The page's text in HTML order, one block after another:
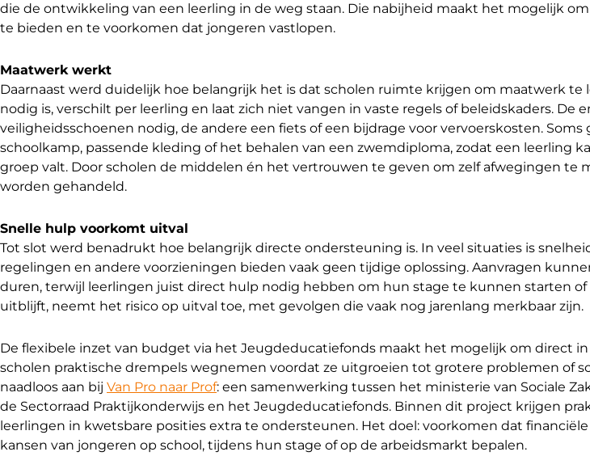
die de ontwikkeling van een leerling in de weg staan. Die nabijheid maakt het mogelijk
te bieden en te voorkomen dat jongeren vastlopen.
Maatwerk werkt
Daarnaast werd duidelijk hoe belangrijk het is dat scholen ruimte krijgen om maatwerk te
nodig is, verschilt per leerling en laat zich niet vangen in vaste regels of beleidskaders. De
veiligheidsschoenen nodig, de andere een fiets of een bijdrage voor vervoerskosten.
schoolkamp, passende kleding of het behalen van een zwemdiploma, zodat een leerling
groep valt. Door scholen de middelen én het vertrouwen te geven om zelf afwegingen te
worden gehandeld.
Snelle hulp voorkomt uitval
Tot slot werd benadrukt hoe belangrijk directe ondersteuning is. In veel situaties is
regelingen en andere voorzieningen bieden vaak geen tijdige oplossing. Aanvragen
duren, terwijl leerlingen juist direct hulp nodig hebben om hun stage te kunnen starten of
uitblijft, neemt het risico op uitval toe, met gevolgen die vaak nog jarenlang merkbaar zijn.
De flexibele inzet van budget via het Jeugdeducatiefonds maakt het mogelijk om direct
scholen praktische drempels wegnemen voordat ze uitgroeien tot grotere problemen of
naadloos aan bij Van Pro naar Prof: een samenwerking tussen het ministerie van Sociale
de Sectorraad Praktijkonderwijs en het Jeugdeducatiefonds. Binnen dit project krijgen
leerlingen in kwetsbare posities extra te ondersteunen. Het doel: voorkomen dat
kansen van jongeren op school, tijdens hun stage of op de arbeidsmarkt bepalen.